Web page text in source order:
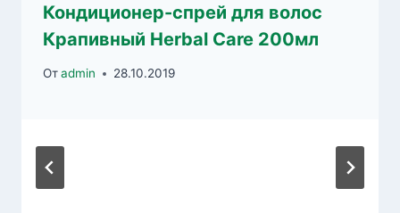
Кондиционер-спрей для волос
Крапивный Herbal Care 200мл
Отadmin 28.10.2019